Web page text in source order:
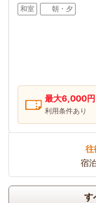
和室 朝・夕
最大6,000
利用条件あり
往
宿
す